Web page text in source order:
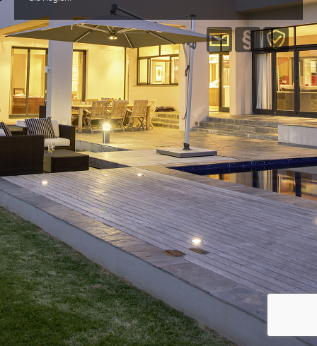
Projektentwicklung
Immobilien
Kontakt